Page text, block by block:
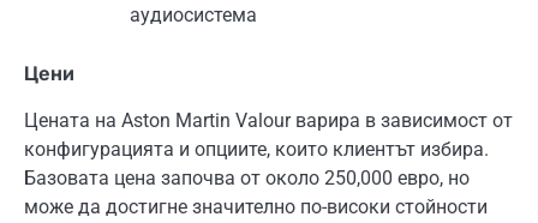
аудиосистема
Цени
Цената на Aston Martin Valour варира в зависимост от
конфигурацията и опциите, които клиентът избира.
Базовата цена започва от около 250,000 евро, но
може да достигне значително по-високи стойности